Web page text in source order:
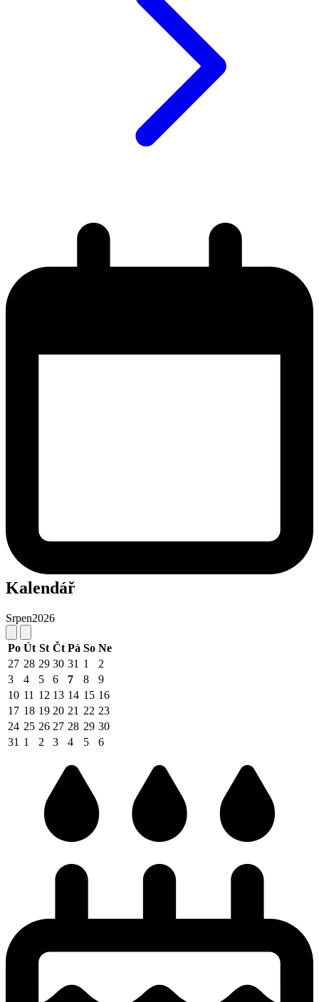
Kalendář
Srpen2026
Po Út St Čt Pá So Ne
27 28 29 30 31 1
2
3
4 5 6 7 8
9
10 11 12 13 14 15 16
17 18 19 20 21 22 23
24 25 26 27 28 29 30
31 1 2 3 4 5 6